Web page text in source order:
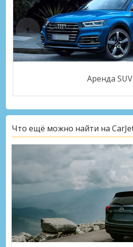
Аренда SUV
Что ещё можно найти на